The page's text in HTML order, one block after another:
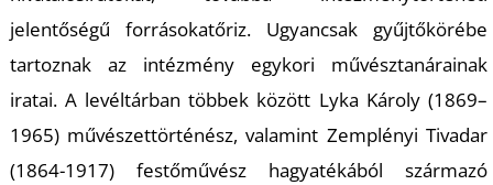
jelentőségű forrásokatőriz. Ugyancsak gyűjtőkörébe
tartoznak az intézmény egykori művésztanárainak
iratai.A levéltárban többek között Lyka Károly (1869–
1965) művészettörténész, valamint Zemplényi Tivadar
(1864-1917) festőművészhagyatékából származó